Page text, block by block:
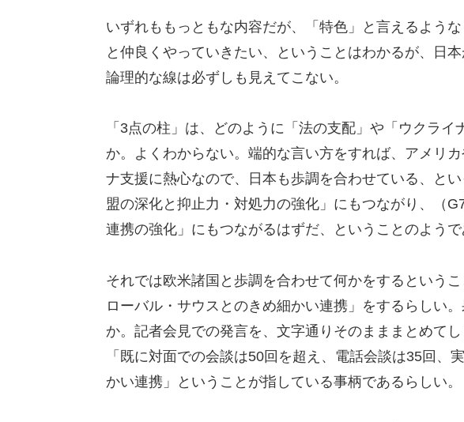
いずれももっともな内容だが、「特色」と言えるよう
と仲良くやっていきたい、ということはわかるが、日
論理的な線は必ずしも見えてこない。
「3点の柱」は、どのように「法の支配」や「ウクラ
か。よくわからない。端的な言い方をすれば、アメリ
ナ支援に熱心なので、日本も歩調を合わせている、と
盟の深化と抑止力・対処力の強化」にもつながり、（
連携の強化」にもつながるはずだ、ということのようで
それでは欧米諸国と歩調を合わせて何かをするという
ローバル・サウスとのきめ細かい連携」をするらしい
か。記者会見での発言を、文字通りそのまままとめて
「既に対面での会談は50回を超え、電話会談は35回、
かい連携」ということが指している事柄であるらしい。